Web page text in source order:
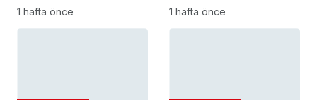
bilançosunu açıkladı
1 hafta önce
bilançosunu açıkladı
1 hafta önce